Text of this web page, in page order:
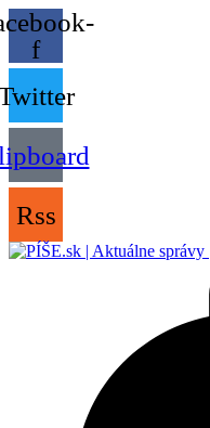
f
Rss